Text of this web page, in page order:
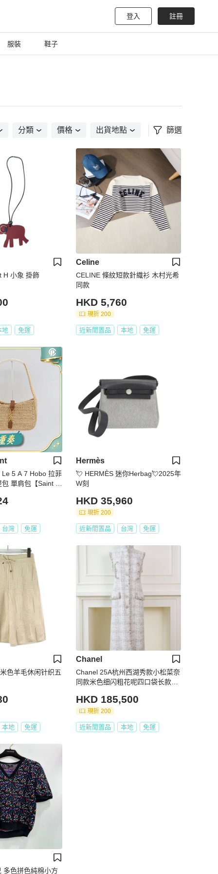
登入 註冊
服裝 鞋子
分類 價格 出貨地點 篩選
H 小象 掛飾
地 免運
Celine
CELINE 條紋短款針織衫 木村光希
同款
HKD 5,760
現折 200
近新閒置品 本地 免運
Le 5 A 7 Hobo 拉菲
單肩包【Saint L
台灣 免運
Hermès
💘 HERMÈS 迷你Herbag💘2025年
W刻
HKD 35,960
現折 200
近新閒置品 台灣 免運
色羊毛休闲针织五
本地 免運
Chanel
Chanel 25A杭州西湖秀款小松菜奈
同款米色细闪粗花呢四口袋长款马
HKD 185,500
現折 200
近新閒置品 本地 免運
多色拼色純棉小方